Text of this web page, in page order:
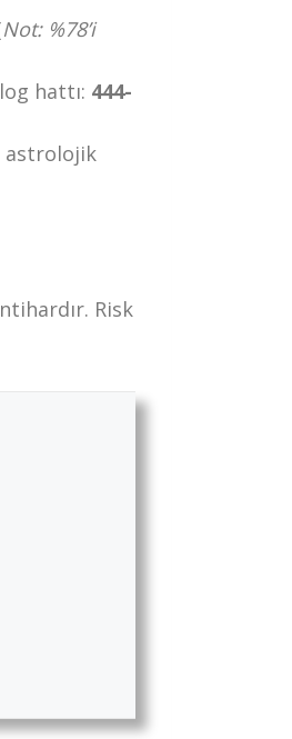
Not: %78’i
hattı: 444-
astrolojik
Risk